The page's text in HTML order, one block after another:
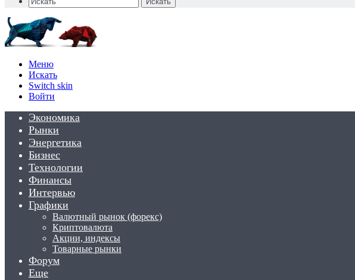
Меню
Искать
Switch skin
Войти
Экономика
Рынки
Энергетика
Бизнес
Технологии
Финансы
Интервью
Графики
Валютный рынок (форекс)
Криптовалюта
Акции, индексы
Товарные рынки
Форум
Еще